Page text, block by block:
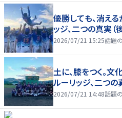
優勝しても、消える
ッジ、二つの真実（
2026/07/21 15:25話題
土に、膝をつく。文
ルーリッジ、二つの
2026/07/21 14:48話題